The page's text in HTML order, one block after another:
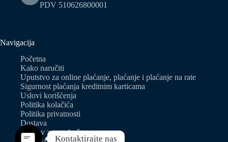
PDV 510626800001
Navigacija
Početna
Kako naručiti
Uputstvo za online plaćanje, plaćanje i plaćanje na rate
Sigurnost plaćanja kreditnim karticama
Uslovi korišćenja
Politika kolačića
Politika privatnosti
Dostava
Zahtjev za predračun
Kontaktirajte nas